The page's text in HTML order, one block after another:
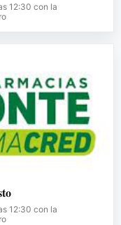
12:30 con la
12:30 con la